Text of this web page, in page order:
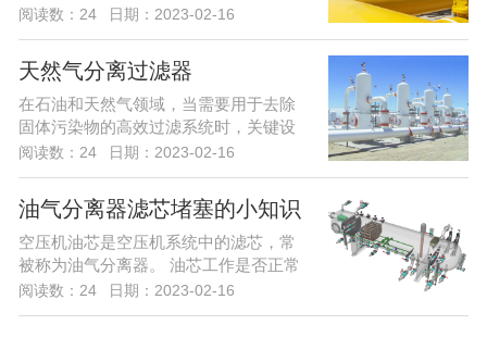
分离计量；...
阅读数：24 日期：2023-02-16
天然气分离过滤器
在石油和天然气领域，当需要用于去除
固体污染物的高效过滤系统时，关键设
备中将使用干...
阅读数：24 日期：2023-02-16
油气分离器滤芯堵塞的小知识
空压机油芯是空压机系统中的滤芯，常
被称为油气分离器。 油芯工作是否正常
影响空压机...
阅读数：24 日期：2023-02-16